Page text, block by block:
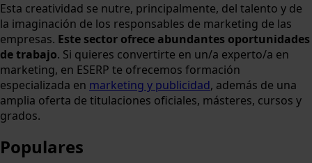
Esta creatividad se nutre, principalmente, del talento y de
la imaginación de los responsables de marketing de las
empresas. Este sector ofrece abundantes oportunidades
de trabajo. Si quieres convertirte en un/a experto/a en
marketing, en ESERP te ofrecemos formación
especializada en marketing y publicidad, además de una
amplia oferta de titulaciones oficiales, másteres, cursos y
grados.
Populares